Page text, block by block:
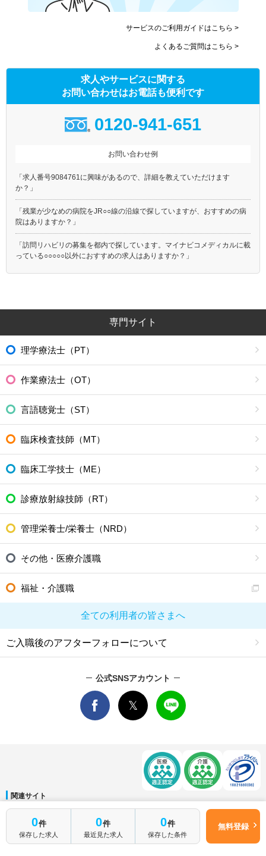
0件
保存した求人
0件
最近見た求人
0件
保存した条件
無料登録
サービスのご利用ガイドはこちら >
よくあるご質問はこちら >
求人やサービスに関する
お問い合わせはお電話も便利です
0120-941-651
お問い合わせ例
「求人番号9084761に興味があるので、詳細を教えていただけます
か？」
「残業が少なめの病院をJR○○線の沿線で探していますが、おすすめの病
院はありますか？」
「訪問リハビリの募集を都内で探しています。マイナビコメディカルに載
っている○○○○○以外におすすめの求人はありますか？」
専門サイト
理学療法士（PT）
作業療法士（OT）
言語聴覚士（ST）
臨床検査技師（MT）
臨床工学技士（ME）
診療放射線技師（RT）
管理栄養士/栄養士（NRD）
その他・医療介護職
福祉・介護職
全ての利用者の皆さまへ
ご入職後のアフターフォローについて
公式SNSアカウント
関連サイト
マイナビDOCTOR│マイナビ看護師│マイナビ薬剤師│マイナビ保育士
運営会社
会社概要│ ご利用規約 個人情報保護方針 サイトマップ│お問い合わせ